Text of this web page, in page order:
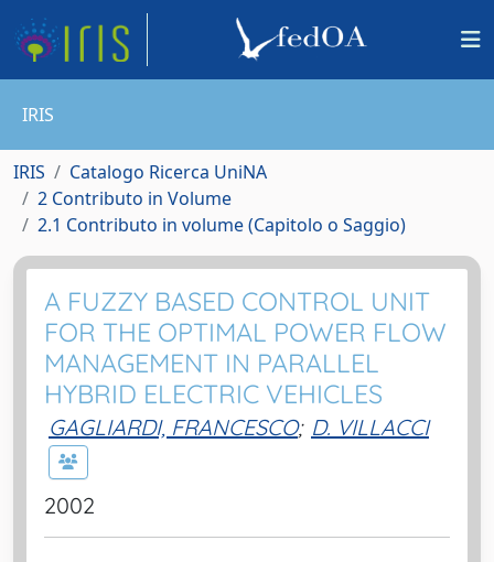
IRIS
IRIS
Catalogo Ricerca UniNA
2 Contributo in Volume
2.1 Contributo in volume (Capitolo o Saggio)
A FUZZY BASED CONTROL UNIT
FOR THE OPTIMAL POWER FLOW
MANAGEMENT IN PARALLEL
HYBRID ELECTRIC VEHICLES
GAGLIARDI, FRANCESCO; D. VILLACCI
2002